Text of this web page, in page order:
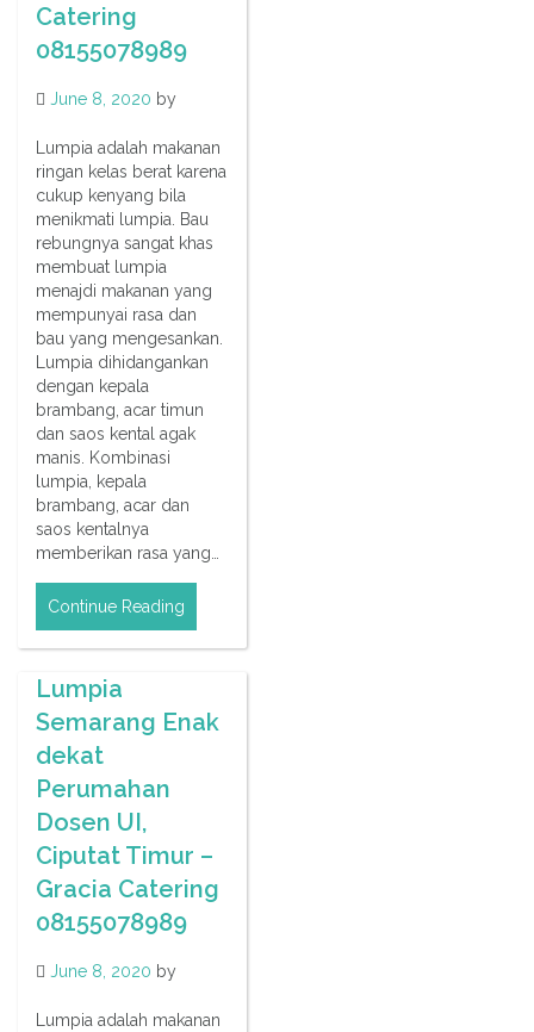
Catering
08155078989
June 8, 2020 by
Lumpia adalah makanan
ringan kelas berat karena
cukup kenyang bila
menikmati lumpia. Bau
rebungnya sangat khas
membuat lumpia
menajdi makanan yang
mempunyai rasa dan
bau yang mengesankan.
Lumpia dihidangankan
dengan kepala
brambang, acar timun
dan saos kental agak
manis. Kombinasi
lumpia, kepala
brambang, acar dan
saos kentalnya
memberikan rasa yang…
Continue Reading
Lumpia
Semarang Enak
dekat
Perumahan
Dosen UI,
Ciputat Timur –
Gracia Catering
08155078989
June 8, 2020 by
Lumpia adalah makanan